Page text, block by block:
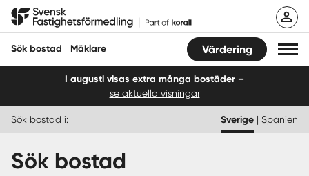
Hoppa
Svensk Fastighetsförmedling
Sök bostad Mäklare Värdering
Sälja
I augusti visas extra många bostäder –
se aktuella visningar
Sök bostad i: Sverige | Spanien
Sök bostad